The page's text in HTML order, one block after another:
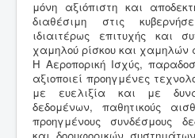
μόνη αξιόπιστη και
διαθέσιμη στις
ιδιαιτέρως επιτυχής και
χαμηλού ρίσκου και χαμηλών
Η Αεροπορική Ισχύς,
αξιοποιεί προηγμένες
με ευελιξία και με
δεδομένων, παθητικούς
προηγμένους συνδέσμους
και δορυφορικών